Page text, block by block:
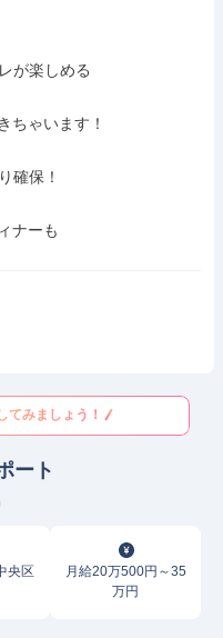
が楽しめる
ちゃいます！
確保！
ナーも
てみましょう！
ート
央区
月給20万500円～35
万円